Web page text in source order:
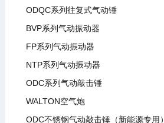
ODQC系列往复式气动锤
BVP系列气动振动器
FP系列气动振动器
NTP系列气动振动器
ODC系列气动敲击锤
WALTON空气炮
ODC不锈钢气动敲击锤（新能源专用）